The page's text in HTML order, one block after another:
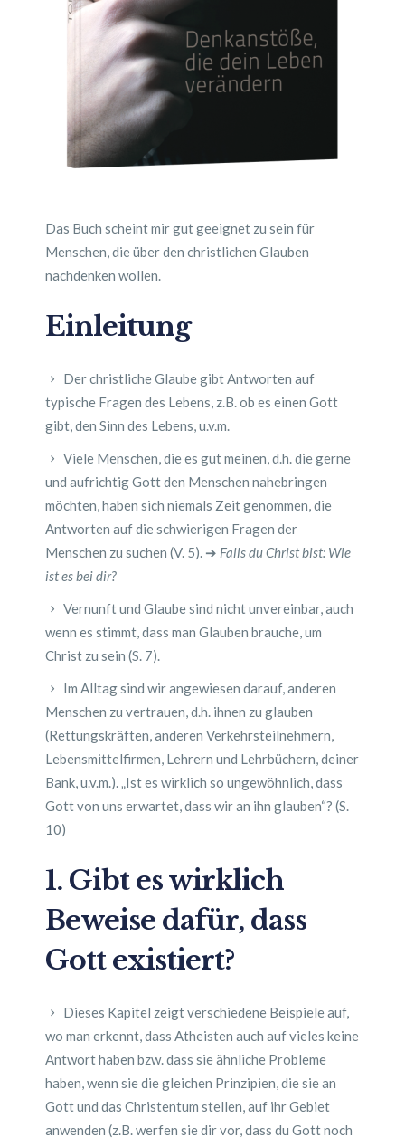
Das Buch scheint mir gut geeignet zu sein für
Menschen, die über den christlichen Glauben
nachdenken wollen.
Einleitung
Der christliche Glaube gibt Antworten auf
typische Fragen des Lebens, z.B. ob es einen Gott
gibt, den Sinn des Lebens, u.v.m.
Viele Menschen, die es gut meinen, d.h. die gerne
und aufrichtig Gott den Menschen nahebringen
möchten, haben sich niemals Zeit genommen, die
Antworten auf die schwierigen Fragen der
Menschen zu suchen (V. 5). ➔ Falls du Christ bist: Wie
ist es bei dir?
Vernunft und Glaube sind nicht unvereinbar, auch
wenn es stimmt, dass man Glauben brauche, um
Christ zu sein (S. 7).
Im Alltag sind wir angewiesen darauf, anderen
Menschen zu vertrauen, d.h. ihnen zu glauben
(Rettungskräften, anderen Verkehrsteilnehmern,
Lebensmittelfirmen, Lehrern und Lehrbüchern, deiner
Bank, u.v.m.). „Ist es wirklich so ungewöhnlich, dass
Gott von uns erwartet, dass wir an ihn glauben“? (S.
10)
1. Gibt es wirklich
Beweise dafür, dass
Gott existiert?
Dieses Kapitel zeigt verschiedene Beispiele auf,
wo man erkennt, dass Atheisten auch auf vieles keine
Antwort haben bzw. dass sie ähnliche Probleme
haben, wenn sie die gleichen Prinzipien, die sie an
Gott und das Christentum stellen, auf ihr Gebiet
anwenden (z.B. werfen sie dir vor, dass du Gott noch